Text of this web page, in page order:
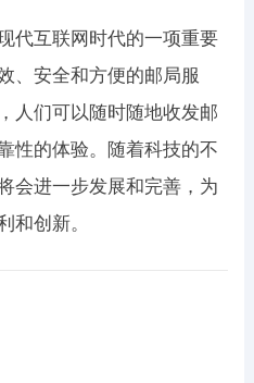
代互联网时代的一项重要
、安全和方便的邮局服
人们可以随时随地收发邮
性的体验。随着科技的不
会进一步发展和完善，为
和创新。